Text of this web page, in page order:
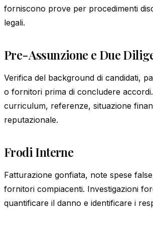
forniscono prove per procedimenti
legali.
Pre-Assunzione e Due
Verifica del background di candidati,
o fornitori prima di concludere
curriculum, referenze, situazione
reputazionale.
Frodi Interne
Fatturazione gonfiata, note spese
fornitori compiacenti. Investigazioni
quantificare il danno e identificare i